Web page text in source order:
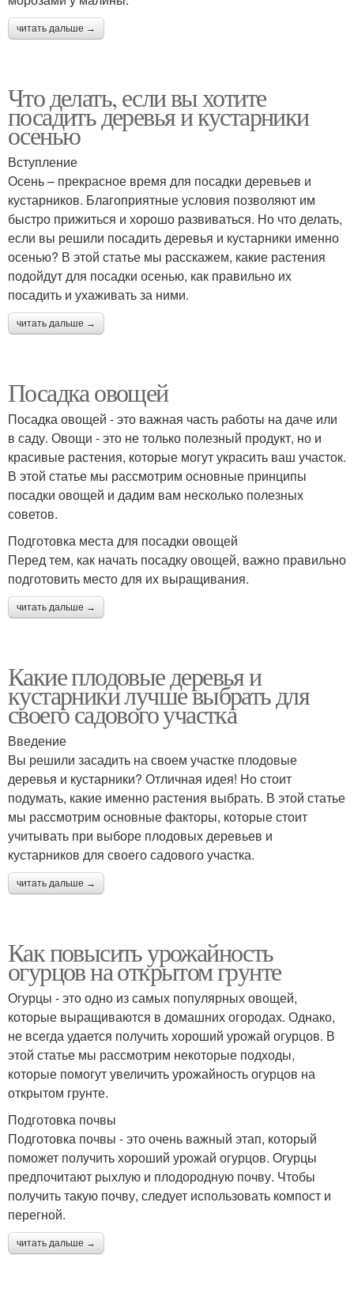
читать дальше →
Что делать, если вы хотите
посадить деревья и кустарники
осенью
Вступление
Осень – прекрасное время для посадки деревьев и
кустарников. Благоприятные условия позволяют им
быстро прижиться и хорошо развиваться. Но что делать,
если вы решили посадить деревья и кустарники именно
осенью? В этой статье мы расскажем, какие растения
подойдут для посадки осенью, как правильно их
посадить и ухаживать за ними.
читать дальше →
Посадка овощей
Посадка овощей - это важная часть работы на даче или
в саду. Овощи - это не только полезный продукт, но и
красивые растения, которые могут украсить ваш участок.
В этой статье мы рассмотрим основные принципы
посадки овощей и дадим вам несколько полезных
советов.
Подготовка места для посадки овощей
Перед тем, как начать посадку овощей, важно правильно
подготовить место для их выращивания.
читать дальше →
Какие плодовые деревья и
кустарники лучше выбрать для
своего садового участка
Введение
Вы решили засадить на своем участке плодовые
деревья и кустарники? Отличная идея! Но стоит
подумать, какие именно растения выбрать. В этой статье
мы рассмотрим основные факторы, которые стоит
учитывать при выборе плодовых деревьев и
кустарников для своего садового участка.
читать дальше →
Как повысить урожайность
огурцов на открытом грунте
Огурцы - это одно из самых популярных овощей,
которые выращиваются в домашних огородах. Однако,
не всегда удается получить хороший урожай огурцов. В
этой статье мы рассмотрим некоторые подходы,
которые помогут увеличить урожайность огурцов на
открытом грунте.
Подготовка почвы
Подготовка почвы - это очень важный этап, который
поможет получить хороший урожай огурцов. Огурцы
предпочитают рыхлую и плодородную почву. Чтобы
получить такую почву, следует использовать компост и
перегной.
читать дальше →